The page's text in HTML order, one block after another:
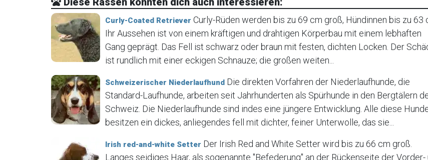
Curly-Coated Retriever Curly-Rüden werden bis zu 69 cm groß, Hündinnen bis zu 63
Ihr Aussehen ist von einem kräftigen und drahtigen Körperbau mit einem lebhaften
Gang geprägt. Das Fell ist schwarz oder braun mit festen, dichten Locken. Der
ist rundlich mit einer eckigen Schnauze; die großen weiten...
Schweizerischer Niederlaufhund Die direkten Vorfahren der Niederlaufhunde, die
Standard-Laufhunde, arbeiten seit Jahrhunderten als Spürhunde in den Bergtälern
Schweiz. Die Niederlaufhunde sind indes eine jüngere Entwicklung. Alle diese
besitzen ein dickes, anliegendes fell mit dichter, feiner Unterwolle, das sie...
Irish red-and-white Setter Der Irish Red and White Setter wird bis zu 66 cm groß.
Langes seidiges Haar, als sogenannte "Befederung" an der Rückenseite der Vorder-